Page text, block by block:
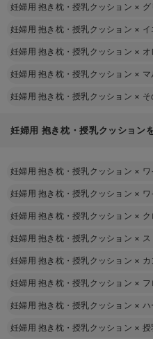
妊婦用 抱き枕・授乳クッション ×
妊婦用 抱き枕・授乳クッション ×
妊婦用 抱き枕・授乳クッション ×
妊婦用 抱き枕・授乳クッション ×
妊婦用 抱き枕・授乳クッション × そ
妊婦用 抱き枕・授乳クッション
妊婦用 抱き枕・授乳クッション × ワ
妊婦用 抱き枕・授乳クッション × ワ
妊婦用 抱き枕・授乳クッション ×
妊婦用 抱き枕・授乳クッション ×
妊婦用 抱き枕・授乳クッション ×
妊婦用 抱き枕・授乳クッション ×
妊婦用 抱き枕・授乳クッション × ハ
妊婦用 抱き枕・授乳クッション × 授